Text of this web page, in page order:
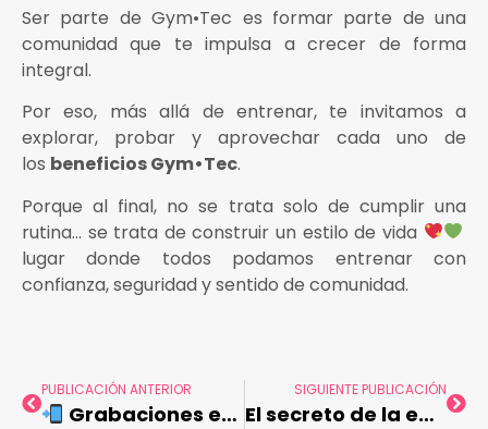
Ser parte de Gym•Tec es formar parte de una
comunidad que te impulsa a crecer de forma
integral.
Por eso, más allá de entrenar, te invitamos a
explorar, probar y aprovechar cada uno de
los beneficios Gym•Tec.
Porque al final, no se trata solo de cumplir una
rutina… se trata de construir un estilo de vida
lugar donde todos podamos entrenar con
confianza, seguridad y sentido de comunidad.
PUBLICACIÓN ANTERIOR
Grabaciones en el gimnasio: cómo crear contenido sin afectar la convivencia
SIGUIENTE PUBLICACIÓN
El secreto de la energía: Bienestar integral para papá en su día